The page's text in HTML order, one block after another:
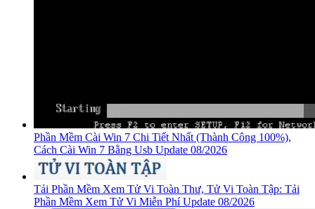
Phần Mềm Cài Win 7 Chi Tiết Nhất (Thành Công 100%),
Cách Cài Win 7 Bằng Usb Update 08/2026
Tải Phần Mềm Xem Tử Vi Toàn Thư, Tử Vi Toàn Tập: Tải
Phần Mềm Xem Tử Vi Miễn Phí Update 08/2026